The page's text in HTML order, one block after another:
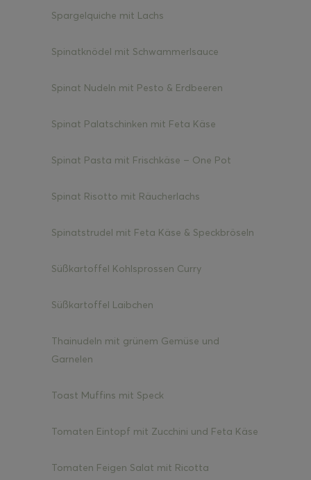
Spargelquiche mit Lachs
Spinatknödel mit Schwammerlsauce
Spinat Nudeln mit Pesto & Erdbeeren
Spinat Palatschinken mit Feta Käse
Spinat Pasta mit Frischkäse – One Pot
Spinat Risotto mit Räucherlachs
Spinatstrudel mit Feta Käse & Speckbröseln
Süßkartoffel Kohlsprossen Curry
Süßkartoffel Laibchen
Thainudeln mit grünem Gemüse und
Garnelen
Toast Muffins mit Speck
Tomaten Eintopf mit Zucchini und Feta Käse
Tomaten Feigen Salat mit Ricotta